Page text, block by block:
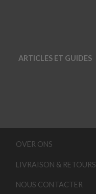
ARTICLES ET GUIDES
OVER ONS
LIVRAISON & RETOURS
NOUS CONTACTER